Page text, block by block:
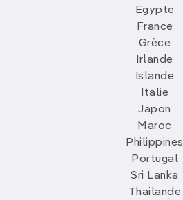
Egypte
France
Grèce
Irlande
Islande
Italie
Japon
Maroc
Philippines
Portugal
Sri Lanka
Thailande